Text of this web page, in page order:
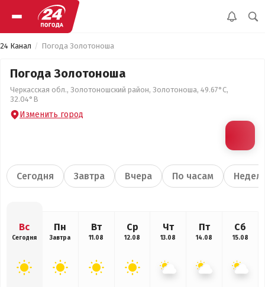
24 Канал Погода Золотоноша
Погода Золотоноша
Черкасская обл., Золотоношский район, Золотоноша, 49.67°С,
32.04°В
Изменить город
Сегодня Завтра Вчера По часам
Вс
Сегодня
Пн
Завтра
Вт
11.08
Ср
12.08
Чт
13.08
Пт
14.08
Сб
15.08